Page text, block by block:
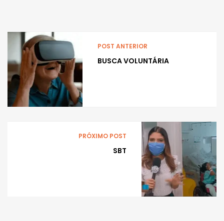
POST ANTERIOR
BUSCA VOLUNTÁRIA
PRÓXIMO POST
SBT